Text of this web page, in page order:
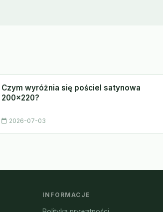
Czym wyróżnia się pościel satynowa
200x220?
2026-07-03
INFORMACJE